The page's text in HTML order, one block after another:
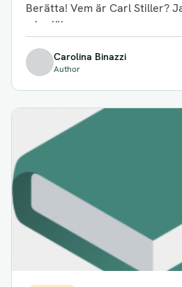
Berätta! Vem är Carl Stiller?
mig själv som en...
Carolina Binazzi
Author